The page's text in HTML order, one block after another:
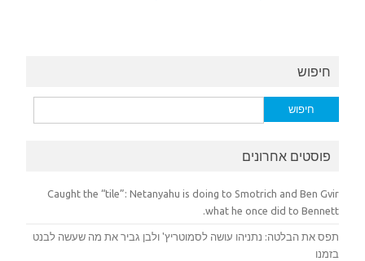
חיפוש
חיפוש:
פוסטים אחרונים
Caught the “tile”: Netanyahu is doing to Smotrich and Ben Gvir
what he once did to Bennett.
תפס את הבלטה: נתניהו עושה לסמוטריץ' ולבן גביר את מה שעשה לבנט
בזמנו